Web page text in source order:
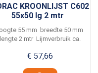
KROONLIJST C602
55x50 lg 2 mtr
55 mm breedte 50 mm
lengte 2 mtr Lijmverbruik ca.
€ 57,66